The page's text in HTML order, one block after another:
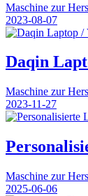
Maschine zur
2023-08-07
Daqin
Maschine zur
2023-11-27
Maschine zur
2025-06-06